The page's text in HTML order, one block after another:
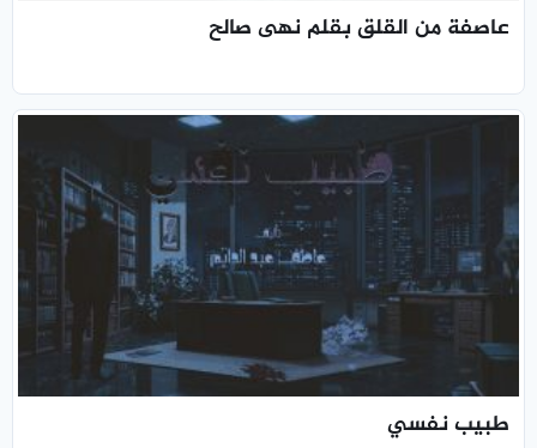
عاصفة من القلق بقلم نهى صالح
طبيب نفسي